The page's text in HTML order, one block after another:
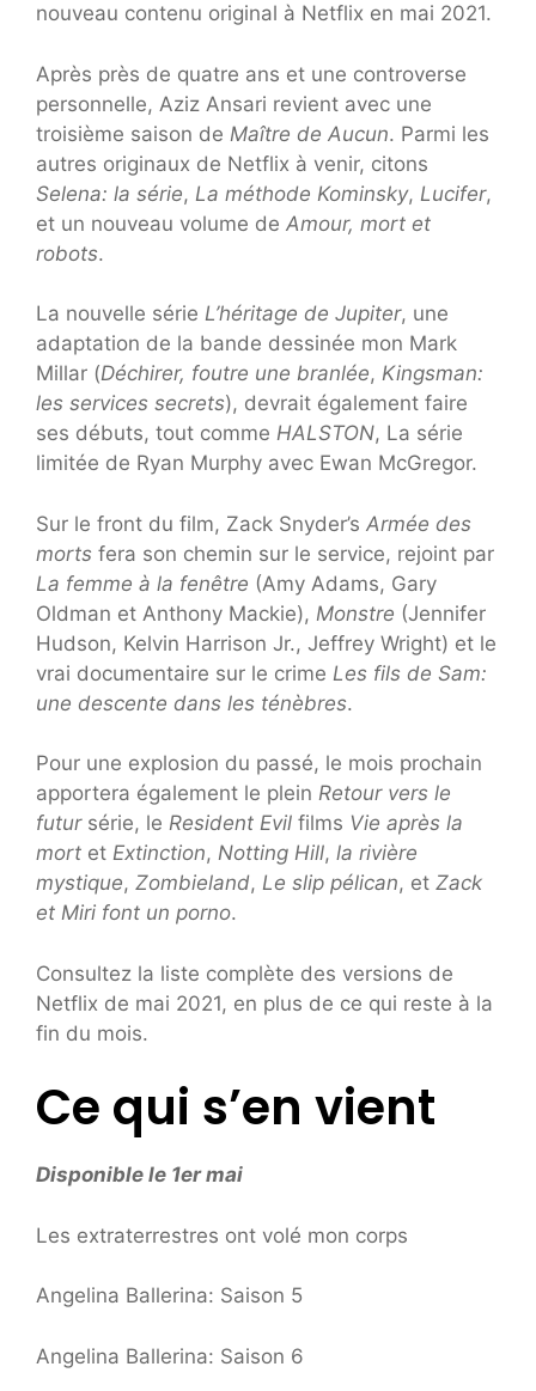
nouveau contenu original à Netflix en mai 2021.
Après près de quatre ans et une controverse
personnelle, Aziz Ansari revient avec une
troisième saison de Maître de Aucun. Parmi les
autres originaux de Netflix à venir, citons
Selena: la série, La méthode Kominsky, Lucifer,
et un nouveau volume de Amour, mort et
robots.
La nouvelle série L’héritage de Jupiter, une
adaptation de la bande dessinée mon Mark
Millar (Déchirer, foutre une branlée, Kingsman:
les services secrets), devrait également faire
ses débuts, tout comme HALSTON, La série
limitée de Ryan Murphy avec Ewan McGregor.
Sur le front du film, Zack Snyder’s Armée des
morts fera son chemin sur le service, rejoint par
La femme à la fenêtre (Amy Adams, Gary
Oldman et Anthony Mackie), Monstre (Jennifer
Hudson, Kelvin Harrison Jr., Jeffrey Wright) et le
vrai documentaire sur le crime Les fils de Sam:
une descente dans les ténèbres.
Pour une explosion du passé, le mois prochain
apportera également le plein Retour vers le
futursérie, le Resident Evil films Vie après la
mort et Extinction, Notting Hill, la rivière
mystique, Zombieland, Le slip pélican, et Zack
et Miri font un porno.
Consultez la liste complète des versions de
Netflix de mai 2021, en plus de ce qui reste à la
fin du mois.
Ce qui s’en vient
Disponible le 1er mai
Les extraterrestres ont volé mon corps
Angelina Ballerina: Saison 5
Angelina Ballerina: Saison 6